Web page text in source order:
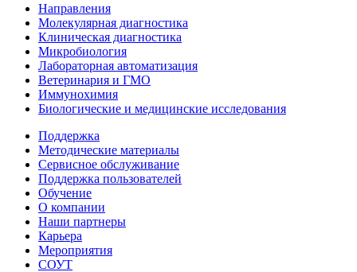
Направления
Молекулярная диагностика
Клиническая диагностика
Микробиология
Лабораторная автоматизация
Ветеринария и ГМО
Иммунохимия
Биологические и медицинские исследования
Поддержка
Методические материалы
Сервисное обслуживание
Поддержка пользователей
Обучение
О компании
Наши партнеры
Карьера
Мероприятия
СОУТ